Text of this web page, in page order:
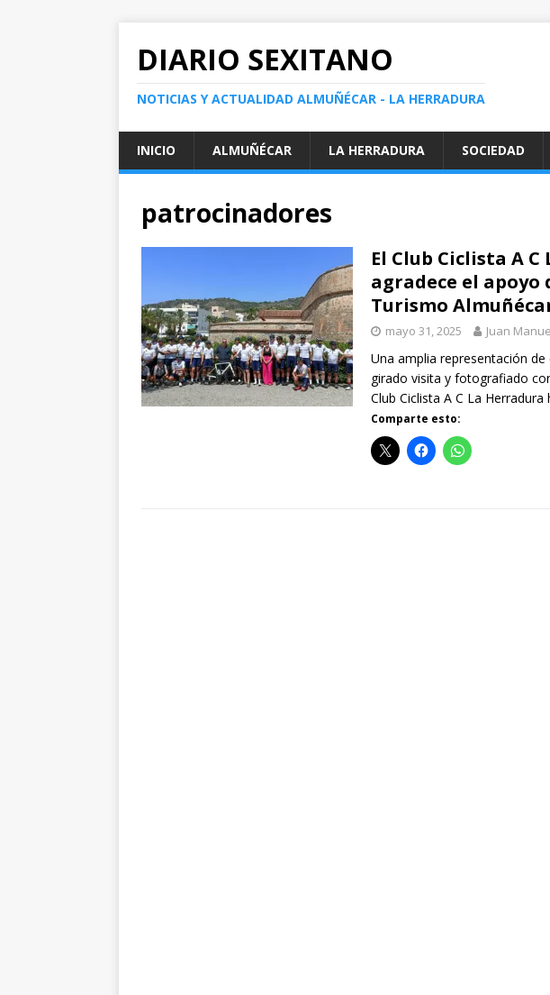
DIARIO SEXITANO
NOTICIAS Y ACTUALIDAD ALMUÑÉCAR - LA HERRADURA
INICIO ALMUÑÉCAR LA HERRADURA SOCIEDAD
patrocinadores
El Club Ciclista A
agradece el apoyo
Turismo
mayo 31, 2025 Juan
Una amplia representación
girado visita y fotografiado
Club Ciclista A C La Herradura
Comparte esto: